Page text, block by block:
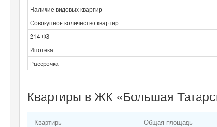
Наличие видовых квартир
Совокупное количество квартир
214 ФЗ
Ипотека
Рассрочка
Квартиры в ЖК «Большая
Квартиры Общая площадь